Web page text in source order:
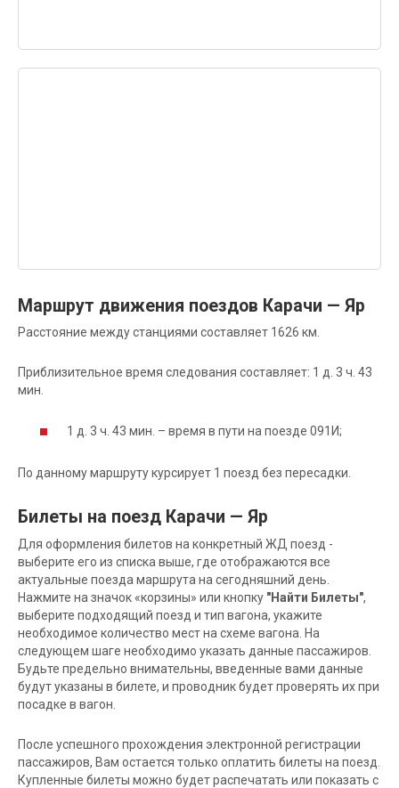
Маршрут движения поездов Карачи — Яр
Расстояние между станциями составляет 1626 км.
Приблизительное время следования составляет: 1 д. 3 ч. 43
мин.
1 д. 3 ч. 43 мин. – время в пути на поезде 091И;
По данному маршруту курсирует 1 поезд без пересадки.
Билеты на поезд Карачи — Яр
Для оформления билетов на конкретный ЖД поезд -
выберите его из списка выше, где отображаются все
актуальные поезда маршрута на сегодняшний день.
Нажмите на значок «корзины» или кнопку "Найти Билеты",
выберите подходящий поезд и тип вагона, укажите
необходимое количество мест на схеме вагона. На
следующем шаге необходимо указать данные пассажиров.
Будьте предельно внимательны, введенные вами данные
будут указаны в билете, и проводник будет проверять их при
посадке в вагон.
После успешного прохождения электронной регистрации
пассажиров, Вам остается только оплатить билеты на поезд.
Купленные билеты можно будет распечатать или показать с